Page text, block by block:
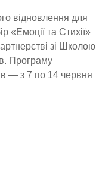
відновлення для
«Емоції та Стихії»
зі Школою
Програму
— з 7 по 14 червня